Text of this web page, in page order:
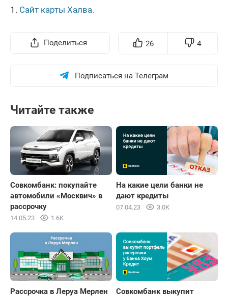
Сайт карты Халва.
Поделиться 26 4
Подписаться на Телеграм
Читайте также
Совкомбанк: покупайте
автомобили «Москвич» в
рассрочку
14.05.23 1.6K
На какие цели банки не
дают кредиты
07.04.23 3.0K
Рассрочка в Леруа Мерлен
Совкомбанк выкупит